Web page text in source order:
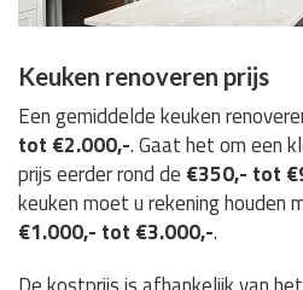
Keuken renoveren prijs
Een gemiddelde keuken
tot €2.000,-. Gaat het om een
prijs eerder rond de €350,- tot
keuken moet u rekening houden
€1.000,- tot €3.000,-.